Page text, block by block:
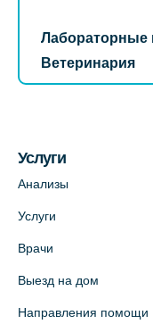
Лабораторные
Ветеринария
Услуги
Анализы
Услуги
Врачи
Выезд на дом
Направления помощи